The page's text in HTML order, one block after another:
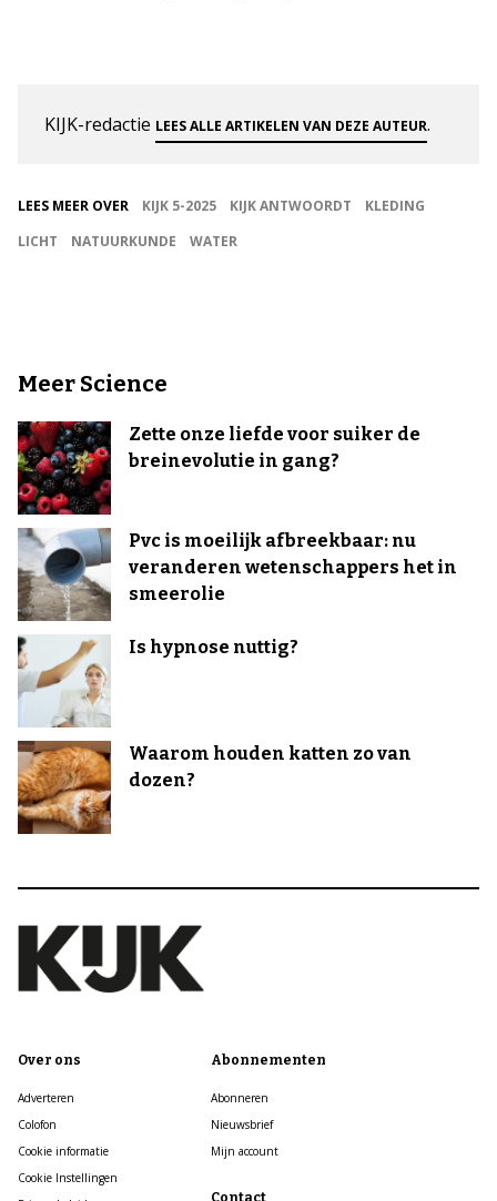
KIJK-redactie LEES ALLE ARTIKELEN VAN DEZE AUTEUR.
LEES MEER OVER KIJK 5-2025 KIJK ANTWOORDT
KLEDING
LICHT
NATUURKUNDE WATER
Meer Science
Zette onze liefde voor suiker de
breinevolutie in gang?
Pvc is moeilijk afbreekbaar: nu
veranderen wetenschappers het in
smeerolie
Is hypnose nuttig?
Waarom houden katten zo van
dozen?
Over ons
Adverteren
Colofon
Cookie informatie
Cookie Instellingen
Abonnementen
Abonneren
Nieuwsbrief
Mijn account
Contact